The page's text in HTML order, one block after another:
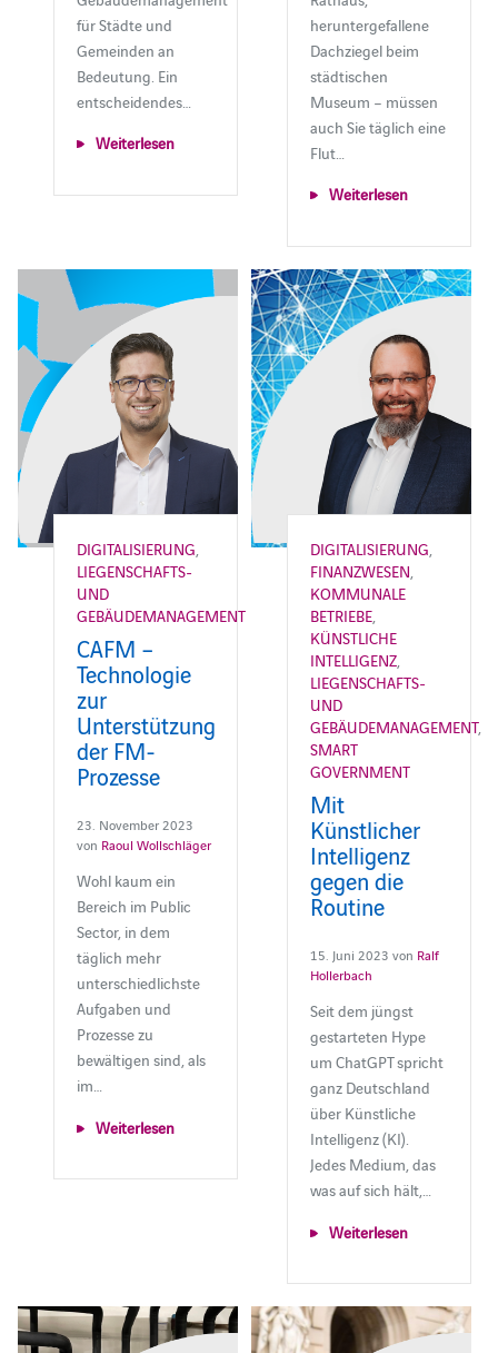
für Städte und
Gemeinden an
Bedeutung. Ein
entscheidendes…
Weiterlesen
heruntergefallene
Dachziegel beim
städtischen
Museum ­– müssen
auch Sie täglich eine
Flut…
Weiterlesen
DIGITALISIERUNG
LIEGENSCHAFTS-
UND
GEBÄUDEMANAGEMENT
CAFM –
Technologie
zur
Unterstützung
der FM-
Prozesse
23. November 2023
von Raoul Wollschläger
Wohl kaum ein
Bereich im Public
Sector, in dem
täglich mehr
unterschiedlichste
Aufgaben und
Prozesse zu
bewältigen sind, als
im…
Weiterlesen
DIGITALISIERUNG
FINANZWESEN
KOMMUNALE
BETRIEBE
KÜNSTLICHE
INTELLIGENZ
LIEGENSCHAFTS-
UND
GEBÄUDEMANAGEMENT,
SMART
GOVERNMENT
Mit
Künstlicher
Intelligenz
gegen die
Routine
15. Juni 2023 von Ralf
Hollerbach
Seit dem jüngst
gestarteten Hype
um ChatGPT spricht
ganz Deutschland
über Künstliche
Intelligenz (KI).
Jedes Medium, das
was auf sich hält,…
Weiterlesen